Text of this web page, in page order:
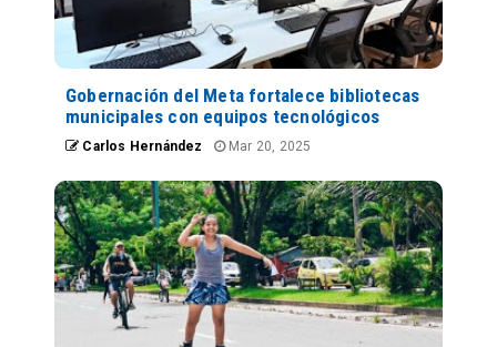
Gobernación del Meta fortalece bibliotecas
municipales con equipos tecnológicos
Carlos Hernández Mar 20, 2025